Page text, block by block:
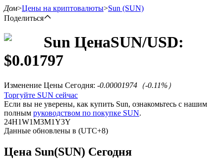
Фьючерсы
USDT-фьючерсы
Дом>Цены на криптовалюты>Sun (SUN)
Поделиться
Sun ЦенаSUN/USD:
$0.01797
Изменение Цены Сегодня: -0.00001974 （-0.11%）
Торгуйте SUN сейчас
Если вы не уверены, как купить Sun, ознакомьтесь с нашим
полным руководством по покупке SUN.
24H1W1M3M1Y3Y
Данные обновлены в (UTC+8)
Цена Sun(SUN) Сегодня